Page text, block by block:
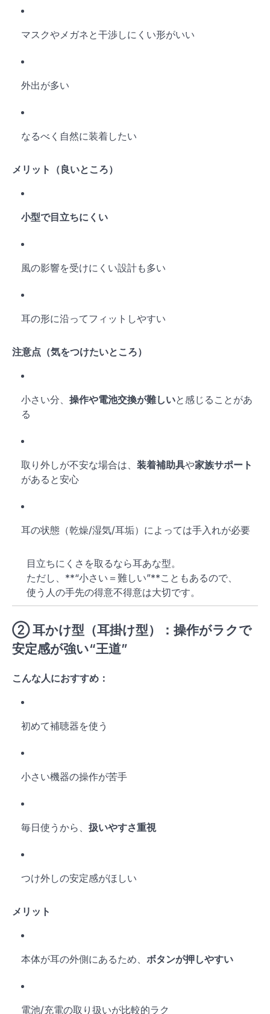
マスクやメガネと干渉しにくい形がいい
外出が多い
なるべく自然に装着したい
メリット（良いところ）
小型で目立ちにくい
風の影響を受けにくい設計も多い
耳の形に沿ってフィットしやすい
注意点（気をつけたいところ）
小さい分、 操作や電池交換が難しいと感じることがあ
る
取り外しが不安な場合は、 装着補助具や家族サポート
があると安心
耳の状態（乾燥/湿気/耳垢）によっては手入れが必要
目立ちにくさを取るなら耳あな型。
ただし、**“小さい＝難しい”**こともあるので、
使う人の手先の得意不得意は大切です。
②耳かけ型（耳掛け型）
：操作がラクで
安定感が強い“王道”
こんな人におすすめ：
初めて補聴器を使う
小さい機器の操作が苦手
毎日使うから、 扱いやすさ重視
つけ外しの安定感がほしい
メリット
本体が耳の外側にあるため、 ボタンが押しやすい
電池/充電の取り扱いが比較的ラク